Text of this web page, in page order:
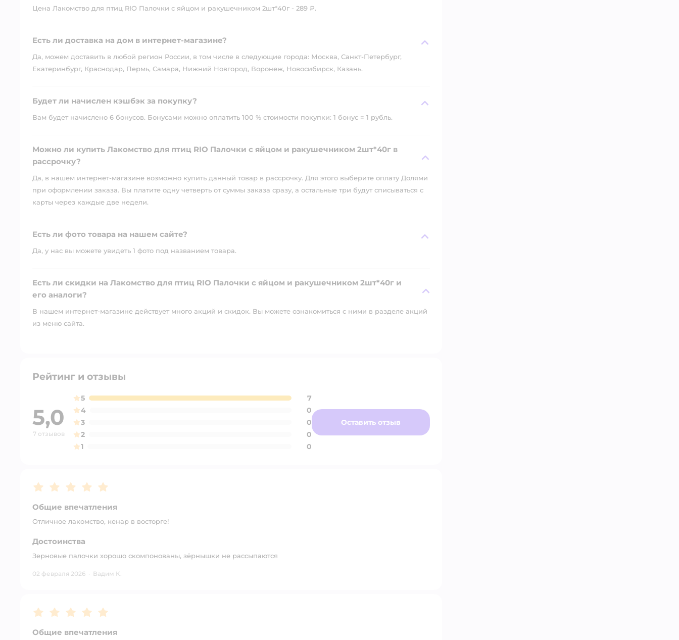
Цена Лакомство для птиц RIO Палочки с яйцом и ракушечником 2шт*40г - 289 ₽.
Есть ли доставка на дом в интернет-магазине?
Да, можем доставить в любой регион России, в том числе в следующие города: Москва, Санкт-Петербург,
Екатеринбург, Краснодар, Пермь, Самара, Нижний Новгород, Воронеж, Новосибирск, Казань.
Будет ли начислен кэшбэк за покупку?
Вам будет начислено 6 бонусов. Бонусами можно оплатить 100 % стоимости покупки: 1 бонус = 1 рубль.
Можно ли купить Лакомство для птиц RIO Палочки с яйцом и ракушечником 2шт*40г в
рассрочку?
Да, в нашем интернет-магазине возможно купить данный товар в рассрочку. Для этого выберите оплату Долями
при оформлении заказа. Вы платите одну четверть от суммы заказа сразу, а остальные три будут списываться с
карты через каждые две недели.
Есть ли фото товара на нашем сайте?
Да, у нас вы можете увидеть 1 фото под названием товара.
Есть ли скидки на Лакомство для птиц RIO Палочки с яйцом и ракушечником 2шт*40г и
его аналоги?
В нашем интернет-магазине действует много акций и скидок. Вы можете ознакомиться с ними в разделе акций
из меню сайта.
Рейтинг и отзывы
5,0
7 отзывов
5
7
4
0
3
0
2
0
1
0
Оставить отзыв
Рейтинг:5
Общие впечатления
Отличное лакомство, кенар в восторге!
Достоинства
Зерновые палочки хорошо скомпонованы, зёрнышки не рассыпаются
02 февраля 2026 · Вадим К.
Рейтинг:5
Общие впечатления